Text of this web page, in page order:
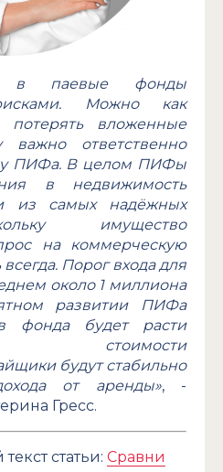
в паевые фонды
Можно как
потерять вложенные
важно ответственно
ПИФа. В целом ПИФы
в недвижимость
из самых надёжных
имущество
на коммерческую
Порог входа для
около 1 миллиона
развитии ПИФа
фонда будет расти
стоимости
будут стабильно
от аренды», -
Гресс.
статьи: Сравни